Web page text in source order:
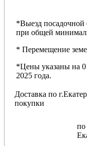
*Выезд посадочной
при общей
* Перемещение
*Цены указаны на
2025 года.
Доставка по
покупки
по